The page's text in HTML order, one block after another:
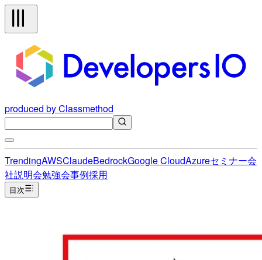
produced by Classmethod
TrendingAWSClaudeBedrockGoogle CloudAzureセミナー会
社説明会勉強会事例採用
目次